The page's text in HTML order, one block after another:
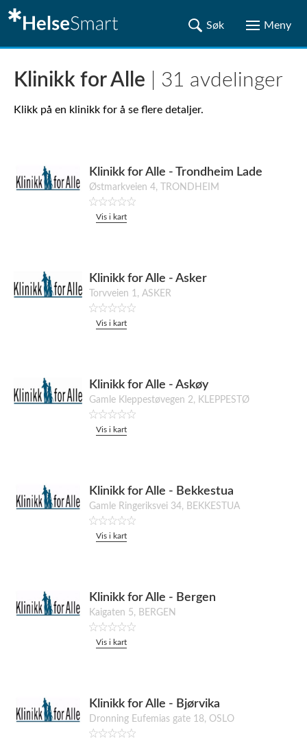
Klinikk for Alle | 31 avdelinger
Klikk på en klinikk for å se flere detaljer.
Klinikk for Alle - Trondheim Lade
Østmarkveien 4, TRONDHEIM
Vis i kart
Klinikk for Alle - Asker
Torvveien 1, ASKER
Vis i kart
Klinikk for Alle - Askøy
Gamle Kleppestøvegen 2, KLEPPESTØ
Vis i kart
Klinikk for Alle - Bekkestua
Gamle Ringeriksvei 34, BEKKESTUA
Vis i kart
Klinikk for Alle - Bergen
Kaigaten 5, BERGEN
Vis i kart
Klinikk for Alle - Bjørvika
Dronning Eufemias gate 18, OSLO